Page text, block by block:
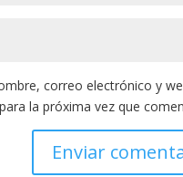
correo electrónico y
la próxima vez que